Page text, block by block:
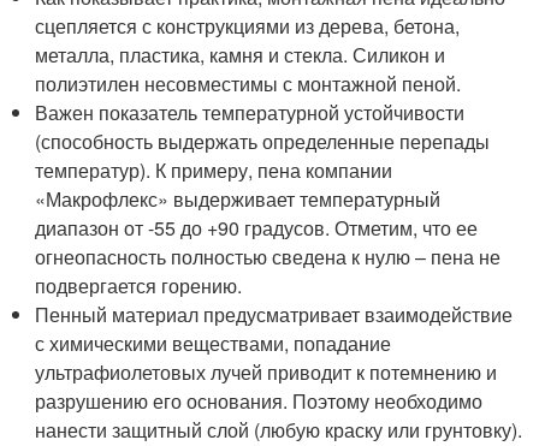
сцепляется с конструкциями из дерева, бетона,
металла, пластика, камня и стекла. Силикон и
полиэтилен несовместимы с монтажной пеной.
Важен показатель температурной устойчивости
(способность выдержать определенные перепады
температур). К примеру, пена компании
«Макрофлекс» выдерживает температурный
диапазон от -55 до +90 градусов. Отметим, что ее
огнеопасность полностью сведена к нулю – пена не
подвергается горению.
Пенный материал предусматривает взаимодействие
с химическими веществами, попадание
ультрафиолетовых лучей приводит к потемнению и
разрушению его основания. Поэтому необходимо
нанести защитный слой (любую краску или грунтовку).